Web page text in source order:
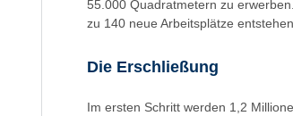
55.000 Quadratmetern zu
zu 140 neue Arbeitsplätze
Die Erschließung
Im ersten Schritt werden 1,2